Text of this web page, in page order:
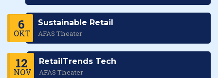
6
OKT
Sustainable Retail
AFAS Theater
12
NOV
RetailTrends Tech
AFAS Theater